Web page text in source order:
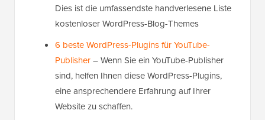
Dies ist die umfassendste handverlesene Liste
kostenloser WordPress-Blog-Themes
6 beste WordPress-Plugins für YouTube-
Publisher– Wenn Sie ein YouTube-Publisher
sind, helfen Ihnen diese WordPress-Plugins,
eine ansprechendere Erfahrung auf Ihrer
Website zu schaffen.